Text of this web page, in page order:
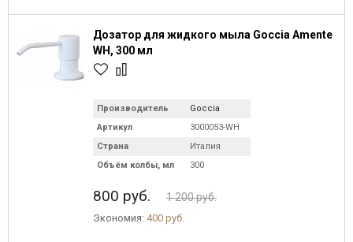
Дозатор для жидкого мыла Goccia Amente
WH, 300 мл
Производитель
Goccia
Артикул
3000053-WH
Страна
Италия
Объём колбы, мл
300
800 руб. 1 200 руб.
Экономия: 400 руб.